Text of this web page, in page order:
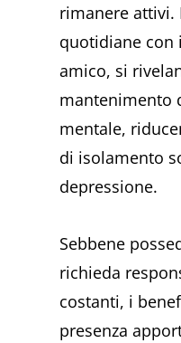
rimanere attivi.
quotidiane
amico, si
mantenimento
mentale,
di isolamento
depressione.
Sebbene
richieda
costanti, i
presenza